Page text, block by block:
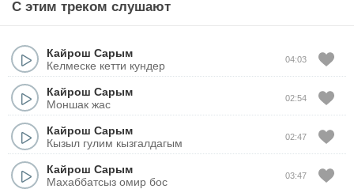
С этим треком слушают
Кайрош Сарым
Келмеске кетти кундер
04:03
Кайрош Сарым
Моншак жас
02:54
Кайрош Сарым
Кызыл гулим кызгалдагым
02:47
Кайрош Сарым
Махаббатсыз омир бос
03:47